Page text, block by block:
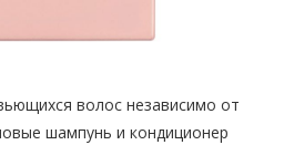
волос независимо от
шампунь и кондиционер